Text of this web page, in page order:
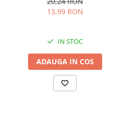
Accesorii baterii sanitare
Baterii sanitare cu incalzire
Fitinguri si accesorii
Robineti
Sisteme filtrare instalatii
Sonerii electrice
utilizare multipla,
13,99 RON
IN STOC
ADAUGA IN COS